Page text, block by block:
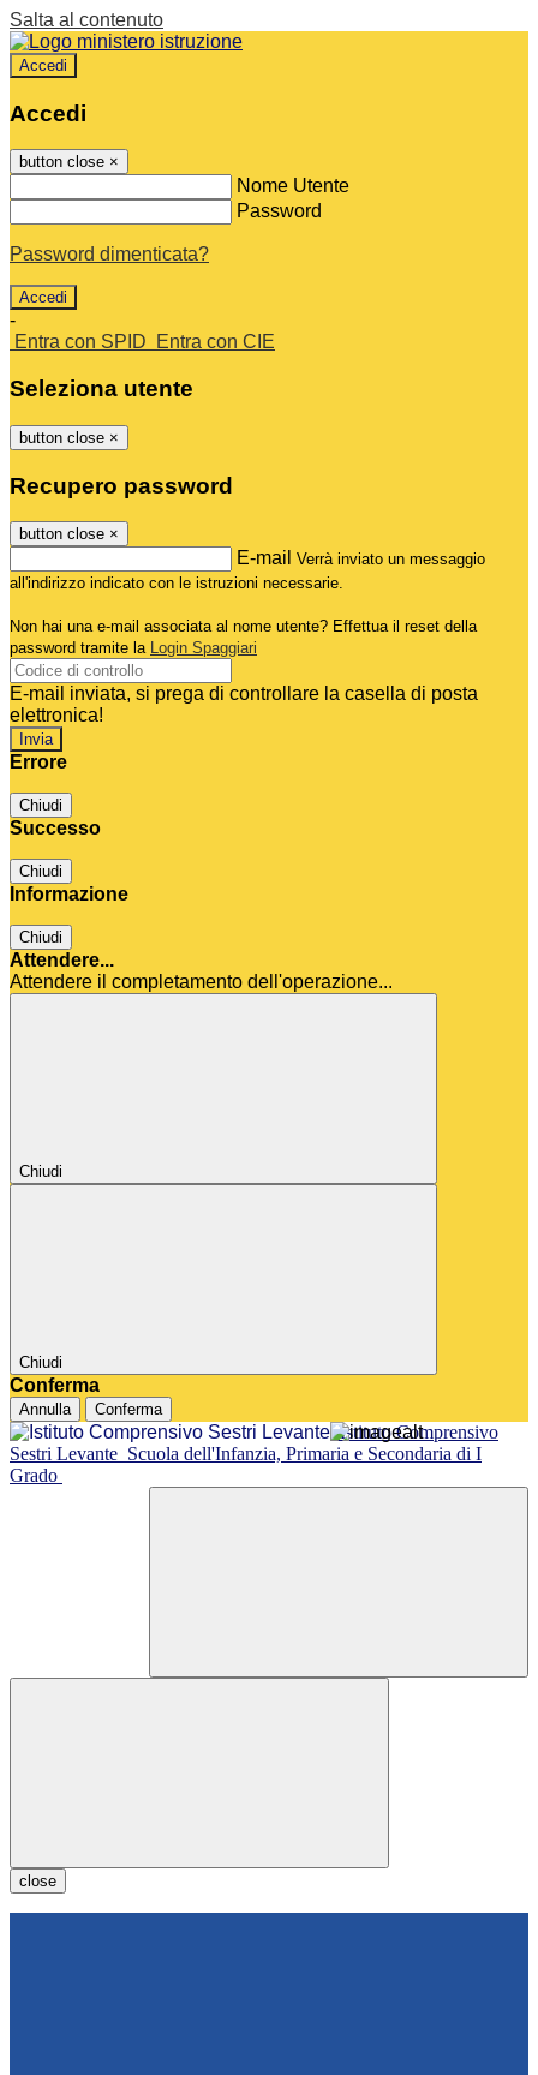
Salta al contenuto
Accedi
Accedi
button close ×
Nome Utente
Password
Password dimenticata?
-
Entra con SPID
Entra con CIE
Seleziona utente
button close ×
Recupero password
button close ×
E-mail Verrà inviato un messaggio
all'indirizzo indicato con le istruzioni necessarie.
Non hai una e-mail associata al nome utente? Effettua il reset della
password tramite la Login Spaggiari
E-mail inviata, si prega di controllare la casella di posta
elettronica!
Errore
Chiudi
Successo
Chiudi
Informazione
Chiudi
Attendere...
Attendere il completamento dell'operazione...
Chiudi
Chiudi
Conferma
Annulla Conferma
Istituto Comprensivo
Sestri Levante Scuola dell'Infanzia, Primaria e Secondaria di I
Grado
close